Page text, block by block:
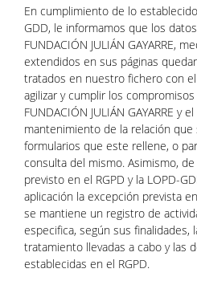
En cumplimiento de lo
GDD, le informamos que los
FUNDACIÓN JULIÁN GAYARRE,
extendidos en sus páginas
tratados en nuestro fichero con
agilizar y cumplir los
FUNDACIÓN JULIÁN GAYARRE y
mantenimiento de la relación que
formularios que este rellene, o
consulta del mismo. Asimismo,
previsto en el RGPD y la LOPD-
aplicación la excepción prevista
se mantiene un registro de
especifica, según sus finalidades,
tratamiento llevadas a cabo y las
establecidas en el RGPD.